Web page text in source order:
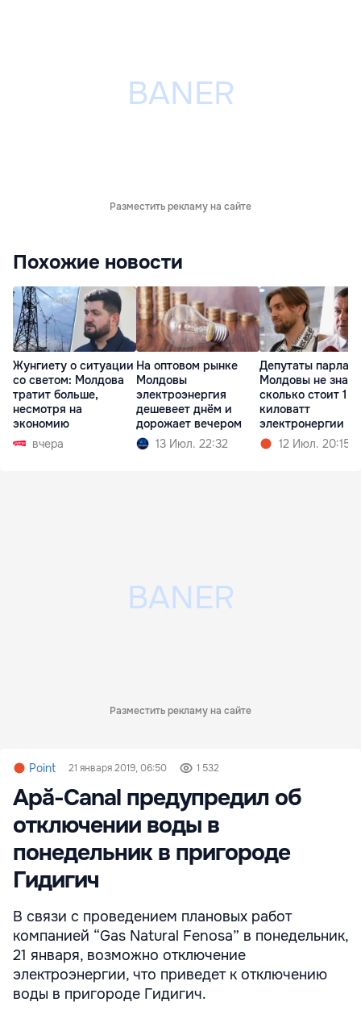
Разместить рекламу на сайте
Похожие новости
Жунгиету о ситуации
со светом: Молдова
тратит больше,
несмотря на
экономию
вчера
На оптовом рынке
Молдовы
электроэнергия
дешевеет днём и
дорожает вечером
13 Июл. 22:32
Депутаты
Молдовы не
сколько стоит 1
киловатт
электронергии
12 Июл. 20:15
Разместить рекламу на сайте
Point 21 января 2019, 06:50 1 532
Apă-Canal предупредил об
отключении воды в
понедельник в пригороде
Гидигич
В связи с проведением плановых работ
компанией “Gas Natural Fenosa” в понедельник,
21 января, возможно отключение
электроэнергии, что приведет к отключению
воды в пригороде Гидигич.